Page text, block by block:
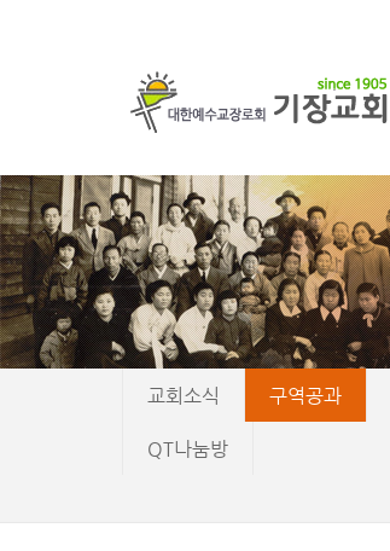
교회소식 구역공과
QT나눔방